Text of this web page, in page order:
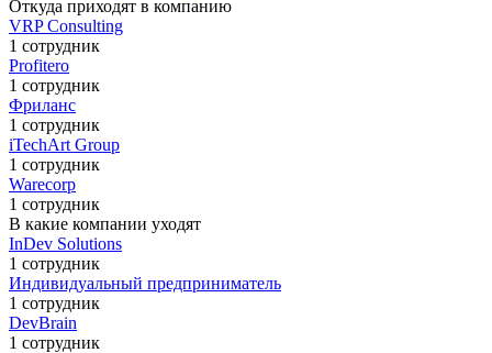
Откуда приходят в компанию
VRP Consulting
1 сотрудник
Profitero
1 сотрудник
Фриланс
1 сотрудник
iTechArt Group
1 сотрудник
Warecorp
1 сотрудник
В какие компании уходят
InDev Solutions
1 сотрудник
Индивидуальный предприниматель
1 сотрудник
DevBrain
1 сотрудник